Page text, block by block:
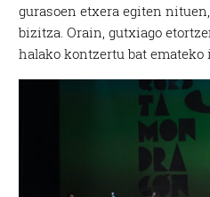
gurasoen etxera egiten
bizitza. Orain, gutxiago
halako kontzertu bat emateko